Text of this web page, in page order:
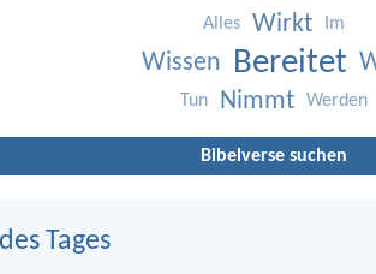
Alles Wirkt Im
Wissen Bereitet
Tun Nimmt Werden
Bibelverse suchen
Tages